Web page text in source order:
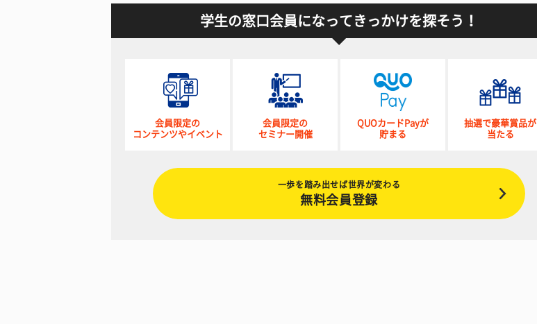
学生の窓口会員になってきっかけを探そう！
会員限定の
コンテンツやイベント
会員限定の
セミナー開催
QUOカードPayが
貯まる
抽選で豪華賞品が
当たる
一歩を踏み出せば世界が変わる
無料会員登録